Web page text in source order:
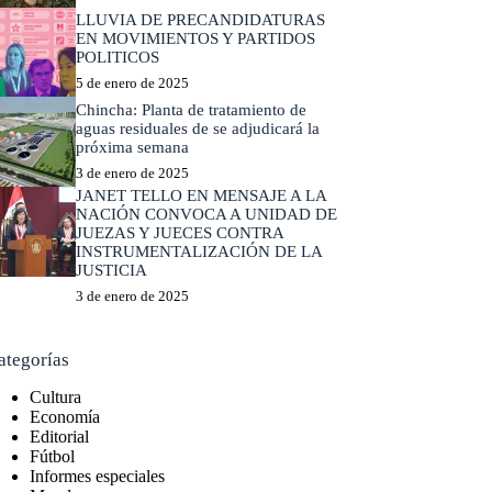
LLUVIA DE PRECANDIDATURAS
EN MOVIMIENTOS Y PARTIDOS
POLITICOS
5 de enero de 2025
Chincha: Planta de tratamiento de
aguas residuales de se adjudicará la
próxima semana
3 de enero de 2025
JANET TELLO EN MENSAJE A LA
NACIÓN CONVOCA A UNIDAD DE
JUEZAS Y JUECES CONTRA
INSTRUMENTALIZACIÓN DE LA
JUSTICIA
3 de enero de 2025
Cultura
Economía
Editorial
Fútbol
Informes especiales